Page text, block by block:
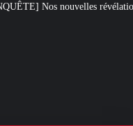
le meurtre de Quentin